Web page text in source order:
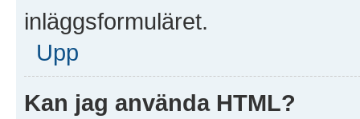
inläggsformuläret.
Upp
Kan jag använda HTML?